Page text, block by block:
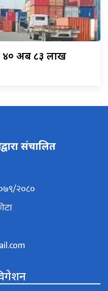
४० अर्ब ८३ लाख
संचालित
२०८०